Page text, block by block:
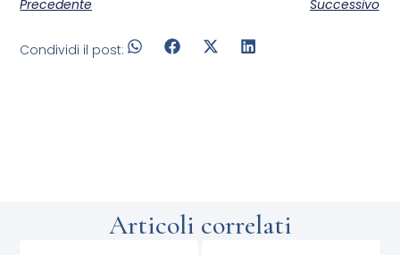
Precedente Successivo
Condividi il post:
Articoli correlati